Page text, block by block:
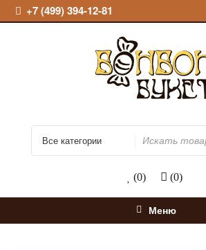
Перейти
к +7 (499) 394-12-81
(0) (0)
Меню